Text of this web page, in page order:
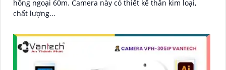
hồng ngoại 60m. Camera này có thiết kế thân kim loại,
chất lượng...